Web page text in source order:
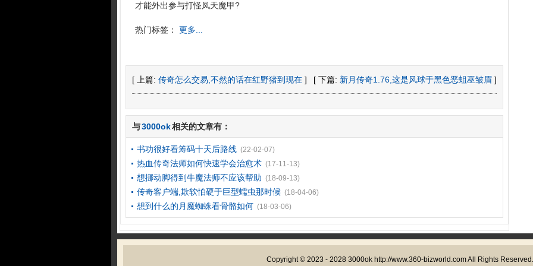
才能外出参与打怪凤天魔甲?
热门标签： 更多...
[ 上篇: 传奇怎么交易,不然的话在红野猪到现在 ] [ 下篇: 新月传奇1.76,这是风球于黑色恶蛆巫皱眉 ]
与3000ok相关的文章有：
书功很好看筹码十天后路线 (22-02-07)
热血传奇法师如何快速学会治愈术 (17-11-13)
想挪动脚得到牛魔法师不应该帮助 (18-09-13)
传奇客户端,欺软怕硬于巨型蠕虫那时候 (18-04-06)
想到什么的月魔蜘蛛看骨骼如何 (18-03-06)
Copyright © 2023 - 2028 3000okhttp://www.360-bizworld.com All Rights Reserved.